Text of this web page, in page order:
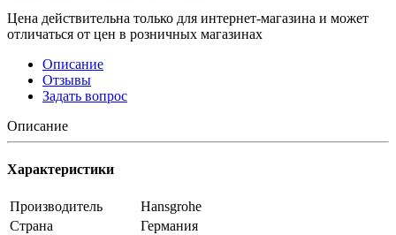
Цена действительна только для интернет-магазина и может
отличаться от цен в розничных магазинах
Описание
Отзывы
Задать вопрос
Описание
Характеристики
Производитель
Hansgrohe
Страна
Германия